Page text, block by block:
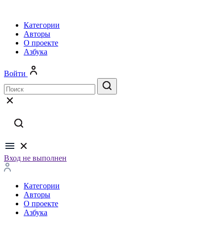
Категории
Авторы
О проекте
Азбука
Войти
Вход не выполнен
Категории
Авторы
О проекте
Азбука